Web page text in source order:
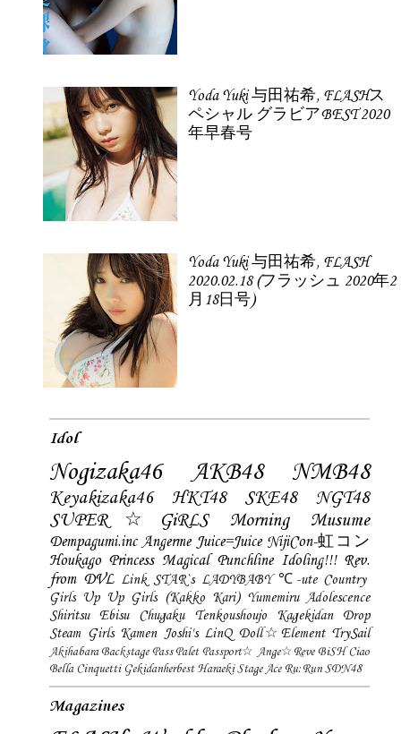
Yoda Yuki 与田祐希, FLASHス
ペシャル グラビアBEST 2020
年早春号
Yoda Yuki 与田祐希, FLASH
2020.02.18 (フラッシュ 2020年2
月18日号)
Idol
Nogizaka46 AKB48 NMB48
Keyakizaka46 HKT48 SKE48
NGT48
SUPER☆GiRLS
Morning Musume
Dempagumi.inc Angerme Juice=Juice NijiCon-虹コン
Houkago Princess Magical Punchline Idoling!!! Rev.
from DVL Link STAR`s LADYBABY ℃-ute Country
Girls Up Up Girls (Kakko Kari) Yumemiru Adolescence
Shiritsu Ebisu Chugaku
Tenkoushoujo Kagekidan
Drop
Steam Girls Kamen Joshi's LinQ Doll☆Element TrySail
Akihabara Backstage Pass Palet Passport☆ Ange☆Reve BiSH Ciao
Bella Cinquetti Gekidanherbest Haraeki Stage Ace Ru:Run SDN48
Magazines